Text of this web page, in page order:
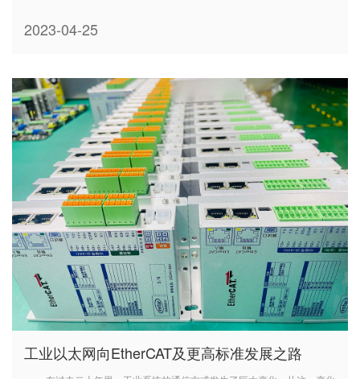
2023-04-25
工业以太网向EtherCAT及更高标准发展之路